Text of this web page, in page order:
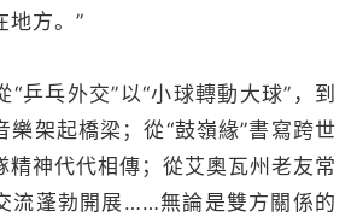
地方。”
乓外交”以“小球轉動大球”，到
樂架起橋梁；從“鼓嶺緣”書寫跨世
精神代代相傳；從艾奧瓦州老友常
流蓬勃開展……無論是雙方關係的